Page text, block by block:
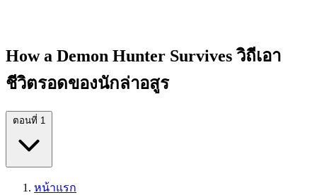
How a Demon Hunter Survives วิถีเอา
ชีวิตรอดของนักล่าอสูร
ตอนที่ 1
หน้าแรก